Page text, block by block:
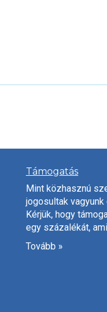
Támogatás
Mint közhasznú
jogosultak
Kérjük, hogy
egy százalékát,
Tovább »